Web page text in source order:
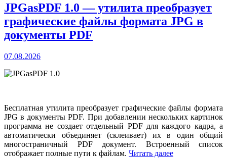
JPGasPDF 1.0 — утилита преобразует
графические файлы формата JPG в
документы PDF
07.08.2026
Бесплатная утилита преобразует графические файлы формата
JPG в документы PDF. При добавлении нескольких картинок
программа не создает отдельный PDF для каждого кадра, а
автоматически объединяет (склеивает) их в один общий
многостраничный PDF документ. Встроенный список
отображает полные пути к файлам. Читать далее